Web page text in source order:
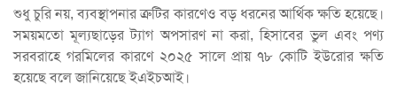
শুধু চুরি নয়, ব্যবস্থাপনার ত্রুটির কারণেও বড় ধরনের আর্থিক ক্ষতি হয়েছে।
সময়মতো মূল্যছাড়ের ট্যাগ অপসারণ না করা, হিসাবের ভুল এবং পণ্য
সরবরাহে গরমিলের কারণে ২০২৫ সালে প্রায় ৭৮ কোটি ইউরোর ক্ষতি
হয়েছে বলে জানিয়েছে ইএইচআই।